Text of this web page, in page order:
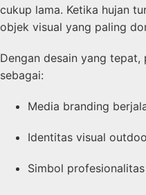
cukup lama. Ketika hujan
objek visual yang paling
Dengan desain yang
sebagai:
Media branding
Identitas visual
Simbol